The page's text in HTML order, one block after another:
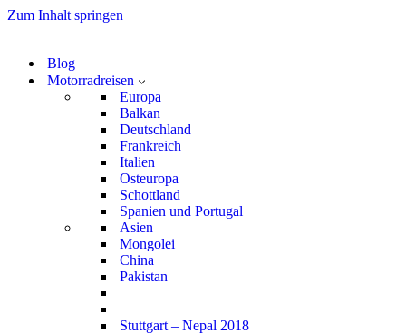
Zum Inhalt springen
Blog
Motorradreisen
Europa
Balkan
Deutschland
Frankreich
Italien
Osteuropa
Schottland
Spanien und Portugal
Asien
Mongolei
China
Pakistan
Stuttgart – Nepal 2018